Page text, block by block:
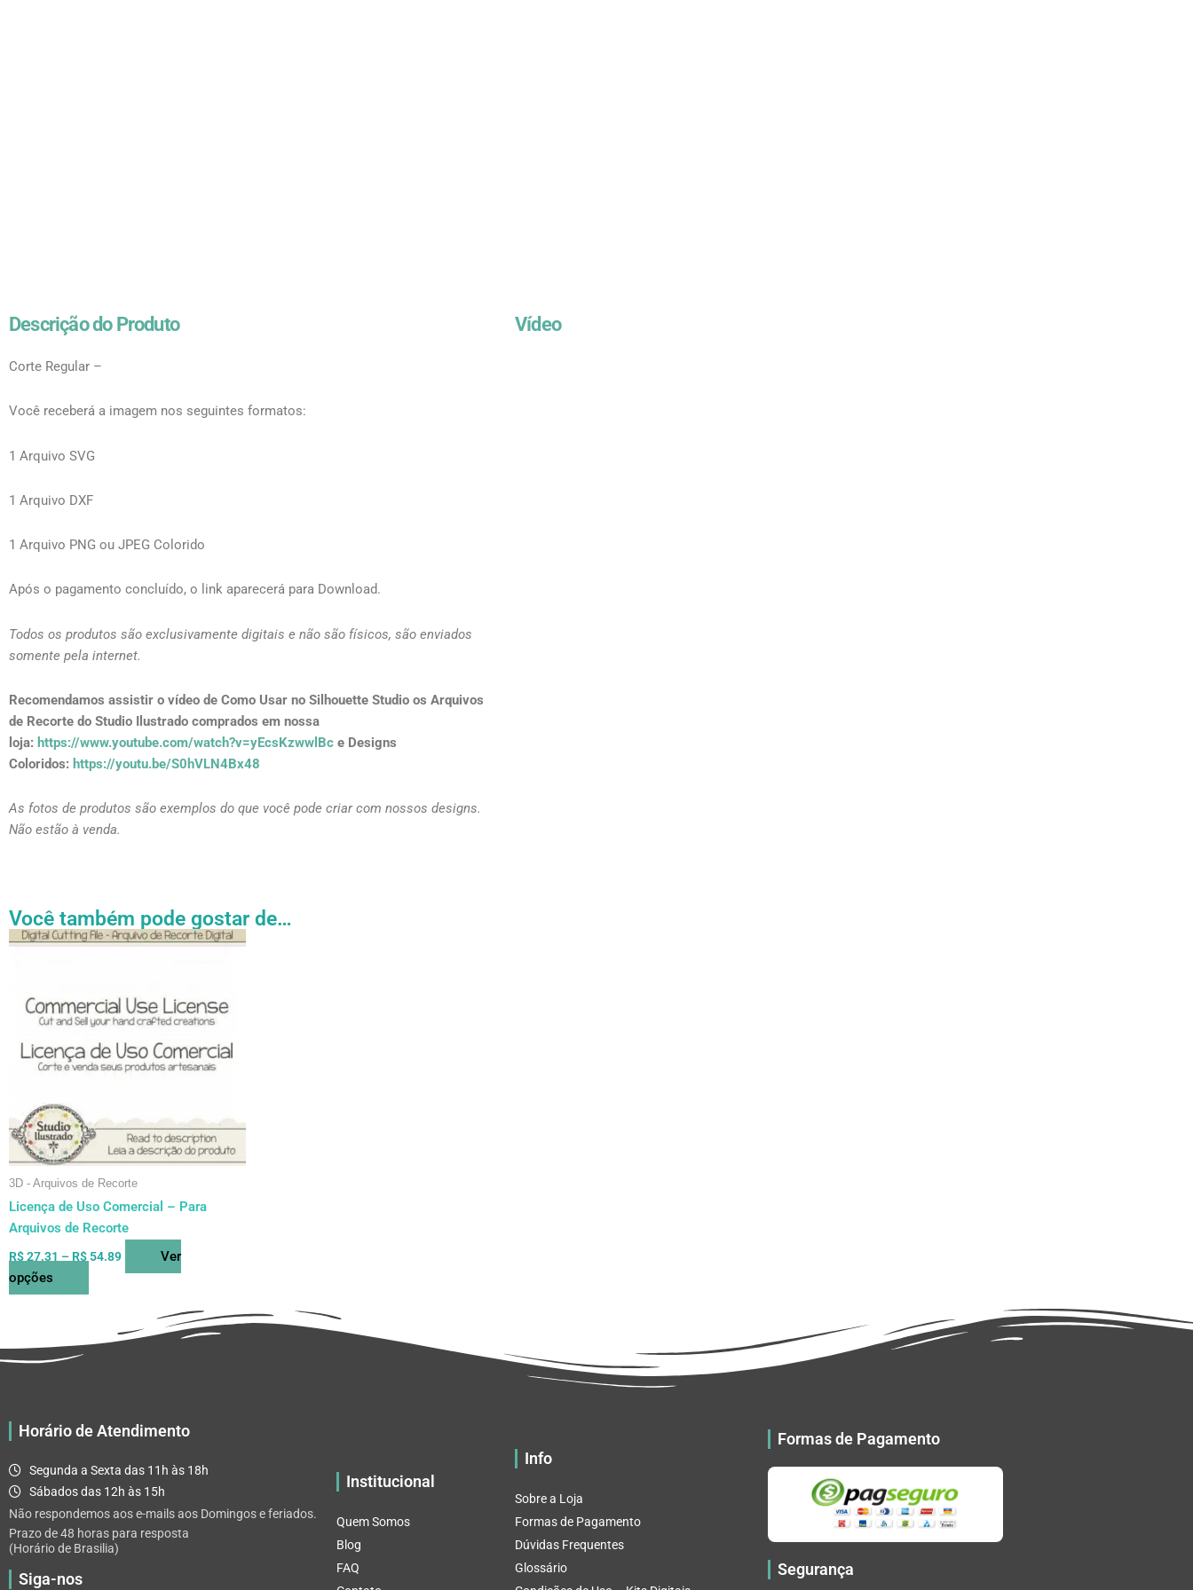
Descrição do Produto
Corte Regular –
Você receberá a imagem nos seguintes formatos:
1 Arquivo SVG
1 Arquivo DXF
1 Arquivo PNG ou JPEG Colorido
Após o pagamento concluído, o link aparecerá para Download.
Todos os produtos são exclusivamente digitais e não são físicos, são enviados
somente pela internet.
Recomendamos assistir o vídeo de Como Usar no Silhouette Studio os Arquivos
de Recorte do Studio Ilustrado comprados em nossa
loja: https://www.youtube.com/watch?v=yEcsKzwwlBc e Designs
Coloridos: https://youtu.be/S0hVLN4Bx48
As fotos de produtos são exemplos do que você pode criar com nossos designs.
Não estão à venda.
Vídeo
Você também pode gostar de…
3D - Arquivos de Recorte
Licença de Uso Comercial – Para
Arquivos de Recorte
R$27.31 – R$ 54.89
Faixa
de
através
R$ 54.89
Ver
opções
Este
várias
variantes.
As
opções
escolhidas
produto
Horário de Atendimento
Segunda a Sexta das 11h às 18h
Sábados das 12h às 15h
Não respondemos aos e-mails aos Domingos e feriados.
Prazo de 48 horas para resposta
(Horário de Brasilia)
Siga-nos
Institucional
Quem Somos
Blog
FAQ
Info
Sobre a Loja
Formas de Pagamento
Dúvidas Frequentes
Glossário
Formas de Pagamento
Segurança